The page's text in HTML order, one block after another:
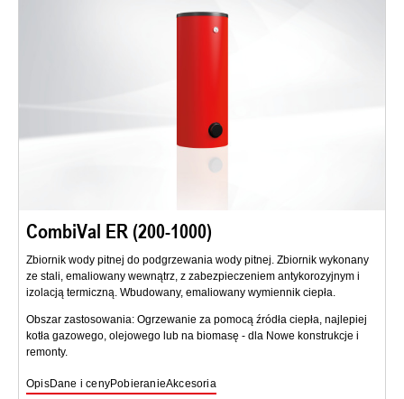
CombiVal ER (200-1000)
Zbiornik wody pitnej do podgrzewania wody pitnej. Zbiornik wykonany
ze stali, emaliowany wewnątrz, z zabezpieczeniem antykorozyjnym i
izolacją termiczną. Wbudowany, emaliowany wymiennik ciepła.
Obszar zastosowania: Ogrzewanie za pomocą źródła ciepła, najlepiej
kotła gazowego, olejowego lub na biomasę - dla Nowe konstrukcje i
remonty.
OpisDane i cenyPobieranieAkcesoria